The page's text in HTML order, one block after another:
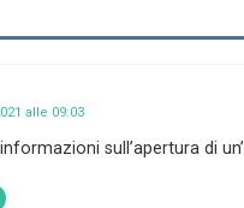
alle 09:03
sull’apertura di